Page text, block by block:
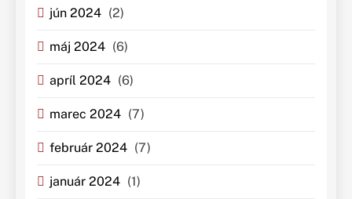
jún 2024 (2)
máj 2024 (6)
apríl 2024 (6)
marec 2024 (7)
február 2024 (7)
január 2024 (1)